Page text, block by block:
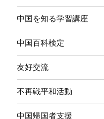
中国を知る学習講座
中国百科検定
友好交流
不再戦平和活動
中国帰国者支援